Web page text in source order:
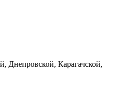
Днепровской, Карагачской,